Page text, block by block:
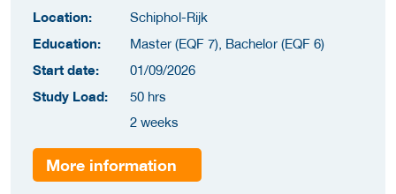
Location:
Schiphol-Rijk
Education:
Master (EQF 7), Bachelor (EQF 6)
Start date:
01/09/2026
Study Load:
50 hrs
2 weeks
More information